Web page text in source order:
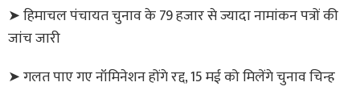
➤ हिमाचल पंचायत चुनाव के 79 हजार से ज्यादा नामांकन पत्रों की
जांच जारी
➤ गलत पाए गए नॉमिनेशन होंगे रद्द, 15 मई को मिलेंगे चुनाव चिन्ह